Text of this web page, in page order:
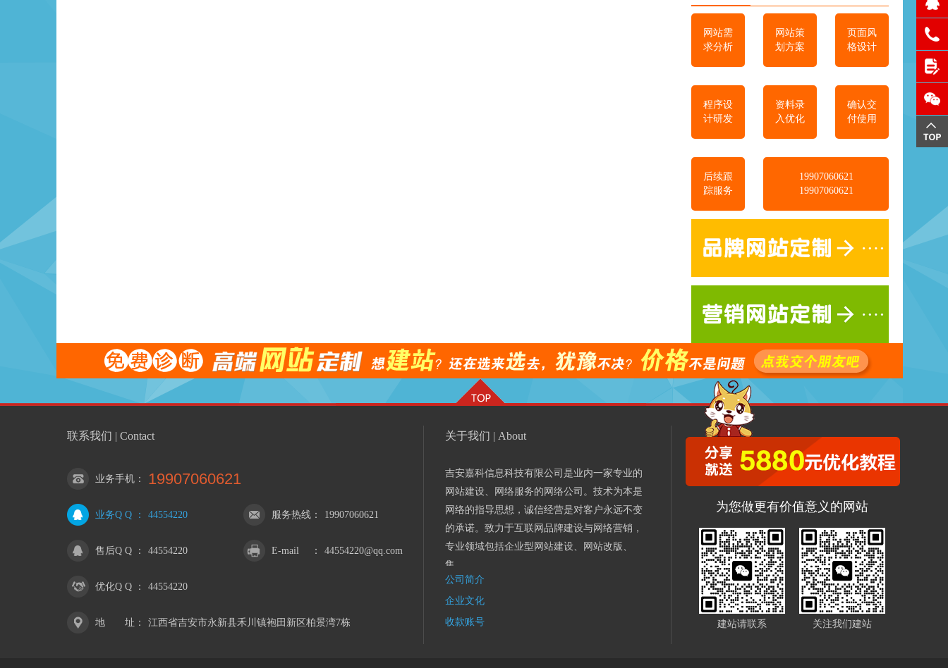
网站需
求分析
网站策
划方案
页面风
格设计
程序设
计研发
资料录
入优化
确认交
付使用
后续跟
踪服务
19907060621
19907060621
联系我们 | Contact
业务手机 ： 19907060621
业务Q Q ： 44554220 服务热线 ： 19907060621
售后Q Q ： 44554220 E-mail ： 44554220@qq.com
优化Q Q ： 44554220
地 址 ： 江西省吉安市永新县禾川镇袍田新区柏景湾7栋
关于我们 | About
吉安嘉科信息科技有限公司是业内一家专业的
网站建设、网络服务的网络公司。技术为本是
网络的指导思想，诚信经营是对客户永远不变
的承诺。致力于互联网品牌建设与网络营销，
专业领域包括企业型网站建设、网站改版、
集...
公司简介
企业文化
收款账号
为您做更有价值意义的网站
建站请联系 关注我们建站